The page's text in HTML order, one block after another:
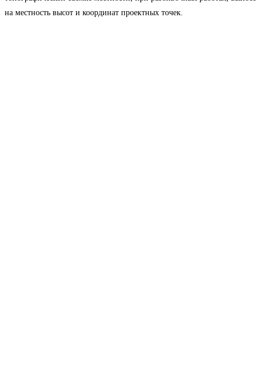
на местность высот и координат проектных точек.